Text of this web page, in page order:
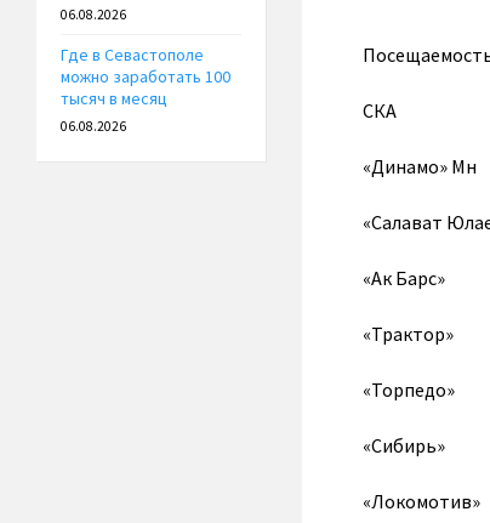
СКА
«Динамо» Мн
«Салават
«Ак Барс»
«Трактор»
«Торпедо»
«Сибирь»
«Локомотив»
06.08.2026
Где в Севастополе
можно заработать 100
тысяч в месяц
06.08.2026